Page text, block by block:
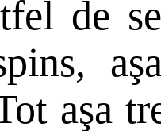
de
aşa